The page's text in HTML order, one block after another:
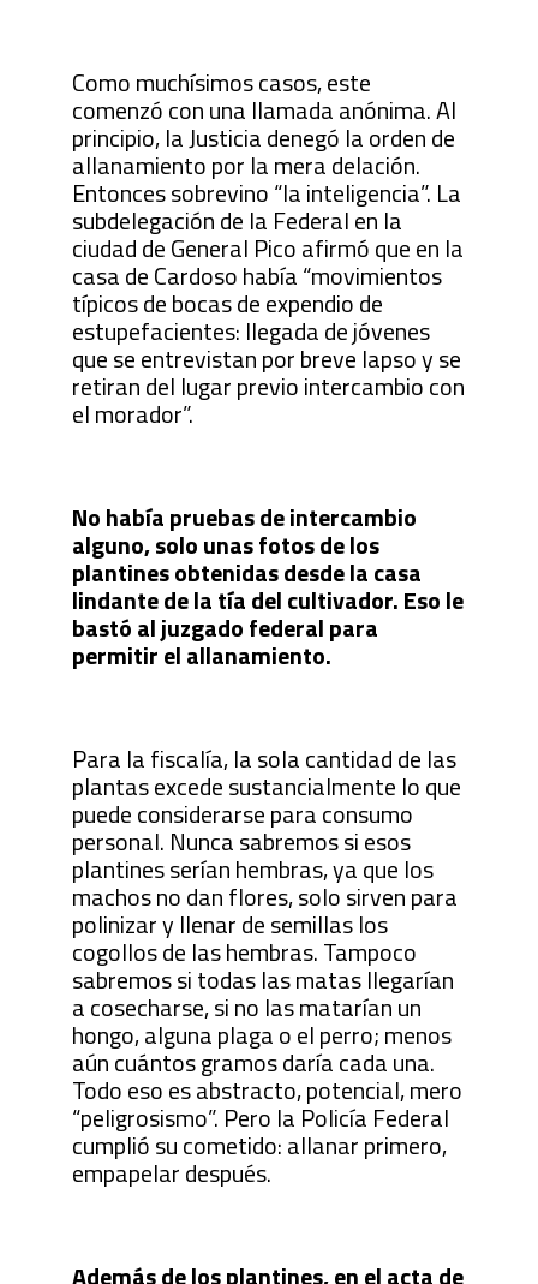
Como muchísimos casos, este
comenzó con una llamada anónima. Al
principio, la Justicia denegó la orden de
allanamiento por la mera delación.
Entonces sobrevino “la inteligencia”. La
subdelegación de la Federal en la
ciudad de General Pico afirmó que en la
casa de Cardoso había “movimientos
típicos de bocas de expendio de
estupefacientes: llegada de jóvenes
que se entrevistan por breve lapso y se
retiran del lugar previo intercambio con
el morador”.
No había pruebas de intercambio
alguno, solo unas fotos de los
plantines obtenidas desde la casa
lindante de la tía del cultivador. Eso le
bastó al juzgado federal para
permitir el allanamiento.
Para la fiscalía, la sola cantidad de las
plantas excede sustancialmente lo que
puede considerarse para consumo
personal. Nunca sabremos si esos
plantines serían hembras, ya que los
machos no dan flores, solo sirven para
polinizar y llenar de semillas los
cogollos de las hembras. Tampoco
sabremos si todas las matas llegarían
a cosecharse, si no las matarían un
hongo, alguna plaga o el perro; menos
aún cuántos gramos daría cada una.
Todo eso es abstracto, potencial, mero
“peligrosismo”. Pero la Policía Federal
cumplió su cometido: allanar primero,
empapelar después.
Además de los plantines, en el acta de